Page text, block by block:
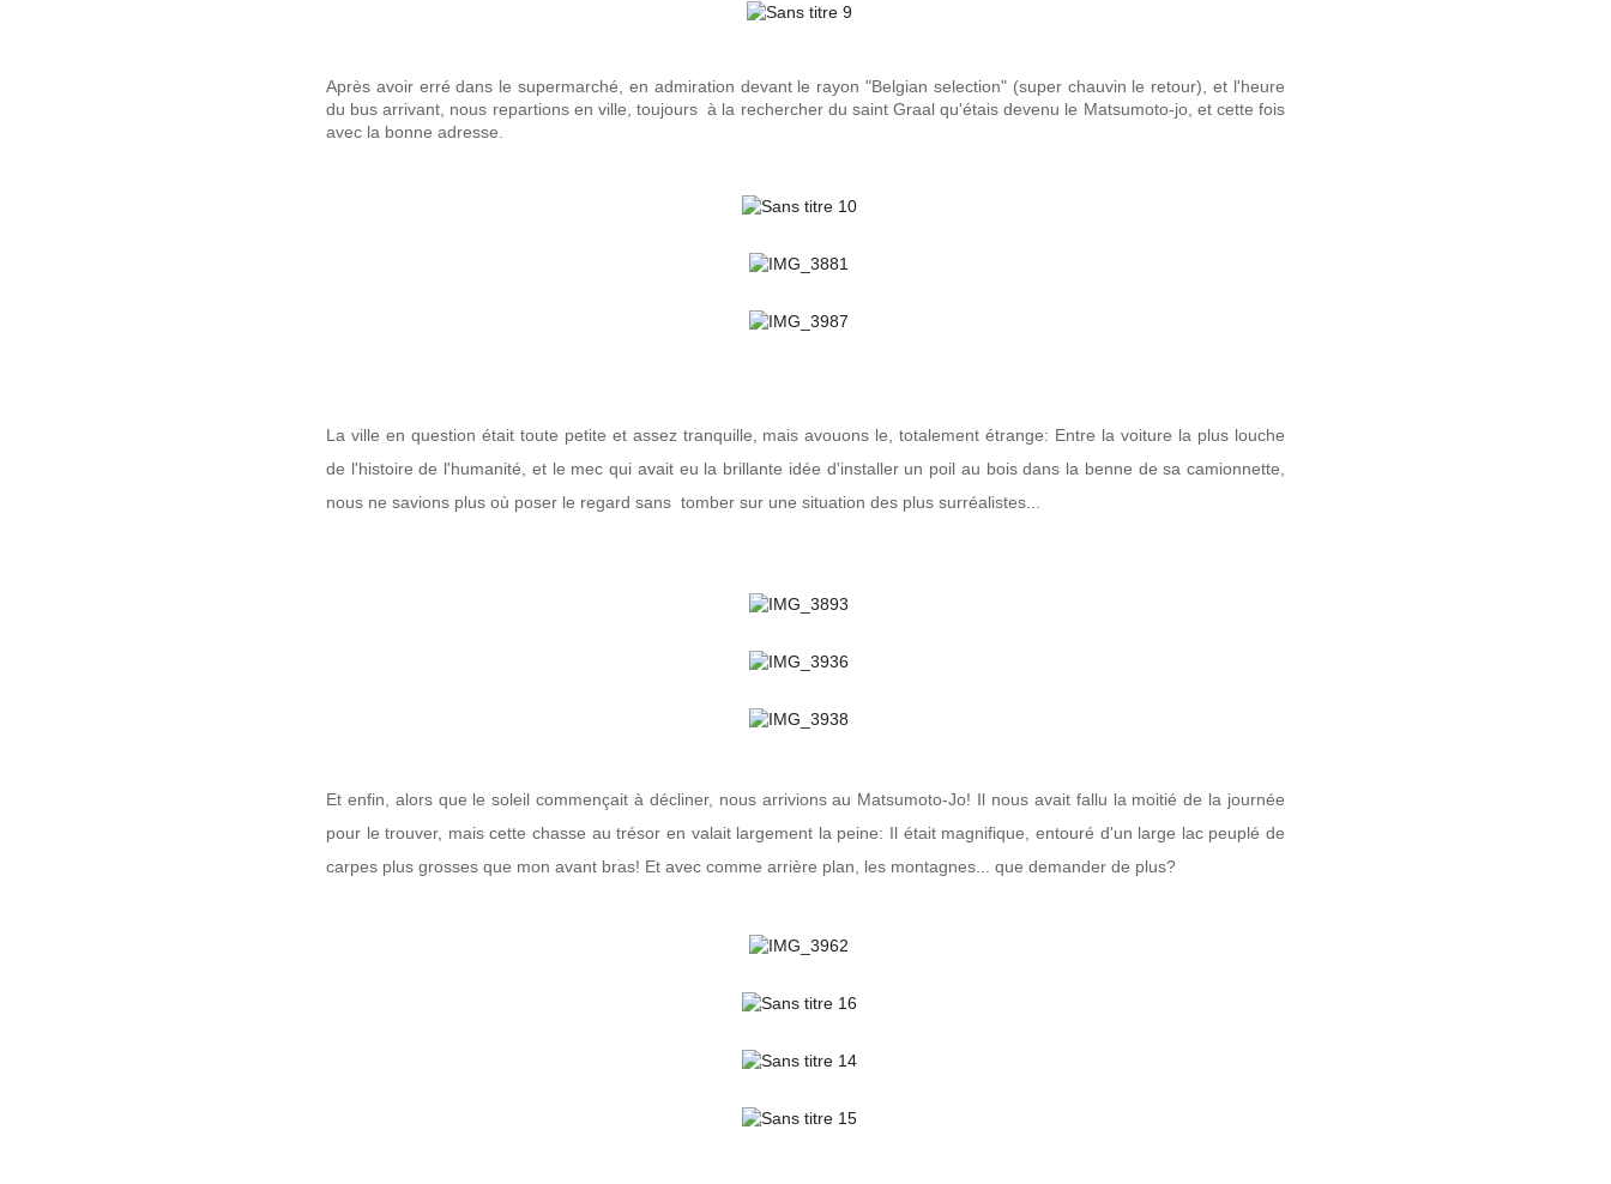
Après avoir erré dans le supermarché, en admiration devant le rayon "Belgian selection" (super chauvin le retour), et l'heure
du bus arrivant, nous repartions en ville, toujours à la rechercher du saint Graal qu'étais devenu le Matsumoto-jo, et cette fois
avec la bonne adresse.
La ville en question était toute petite et assez tranquille, mais avouons le, totalement étrange: Entre la voiture la plus louche
de l'histoire de l'humanité, et le mec qui avait eu la brillante idée d'installer un poil au bois dans la benne de sa camionnette,
nous ne savions plus où poser le regard sans tomber sur une situation des plus surréalistes...
Et enfin, alors que le soleil commençait à décliner, nous arrivions au Matsumoto-Jo! Il nous avait fallu la moitié de la journée
pour le trouver, mais cette chasse au trésor en valait largement la peine: Il était magnifique, entouré d'un large lac peuplé de
carpes plus grosses que mon avant bras! Et avec comme arrière plan, les montagnes... que demander de plus?